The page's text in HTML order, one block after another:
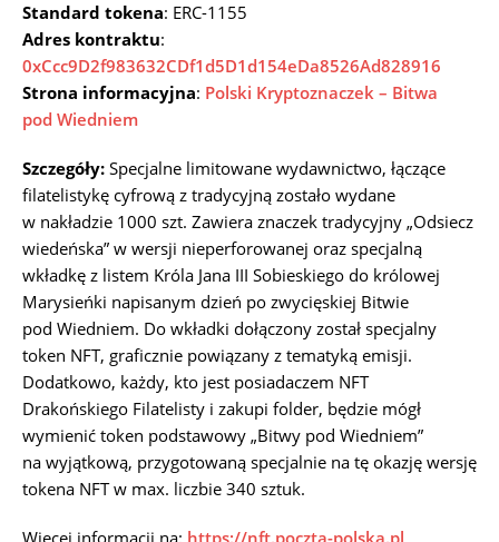
Standard tokena: ERC-1155
Adres kontraktu:
0xCcc9D2f983632CDf1d5D1d154eDa8526Ad828916
Strona informacyjna: Polski Kryptoznaczek – Bitwa
pod Wiedniem
Szczegóły: Specjalne limitowane wydawnictwo, łączące
filatelistykę cyfrową z tradycyjną zostało wydane
w nakładzie 1000 szt. Zawiera znaczek tradycyjny „Odsiecz
wiedeńska” w wersji nieperforowanej oraz specjalną
wkładkę z listem Króla Jana III Sobieskiego do królowej
Marysieńki napisanym dzień po zwycięskiej Bitwie
pod Wiedniem. Do wkładki dołączony został specjalny
token NFT, graficznie powiązany z tematyką emisji.
Dodatkowo, każdy, kto jest posiadaczem NFT
Drakońskiego Filatelisty i zakupi folder, będzie mógł
wymienić token podstawowy „Bitwy pod Wiedniem”
na wyjątkową, przygotowaną specjalnie na tę okazję wersję
tokena NFT w max. liczbie 340 sztuk.
Więcej informacji na: https://nft.poczta-polska.pl